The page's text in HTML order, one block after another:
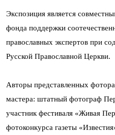
Экспозиция является
фонда поддержки
православных экспертов при
Русской Православной Церкви.
Авторы представленных
мастера: штатный фотограф
участник фестиваля «Живая
фотоконкурса газеты